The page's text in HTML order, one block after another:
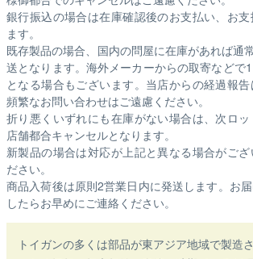
銀行振込の場合は在庫確認後のお支払い、お
ます。
既存製品の場合、国内の問屋に在庫があれば通
送となります。海外メーカーからの取寄などで
となる場合もございます。 当店からの経過報告
頻繁なお問い合わせはご遠慮ください。
折り悪くいずれにも在庫がない場合は、次ロ
店舗都合キャンセルとなります。
新製品の場合は対応が上記と異なる場合がござ
ださい。
商品入荷後は原則2営業日内に発送します。お
したらお早めにご連絡ください。
トイガンの多くは部品が東アジア地域で製造